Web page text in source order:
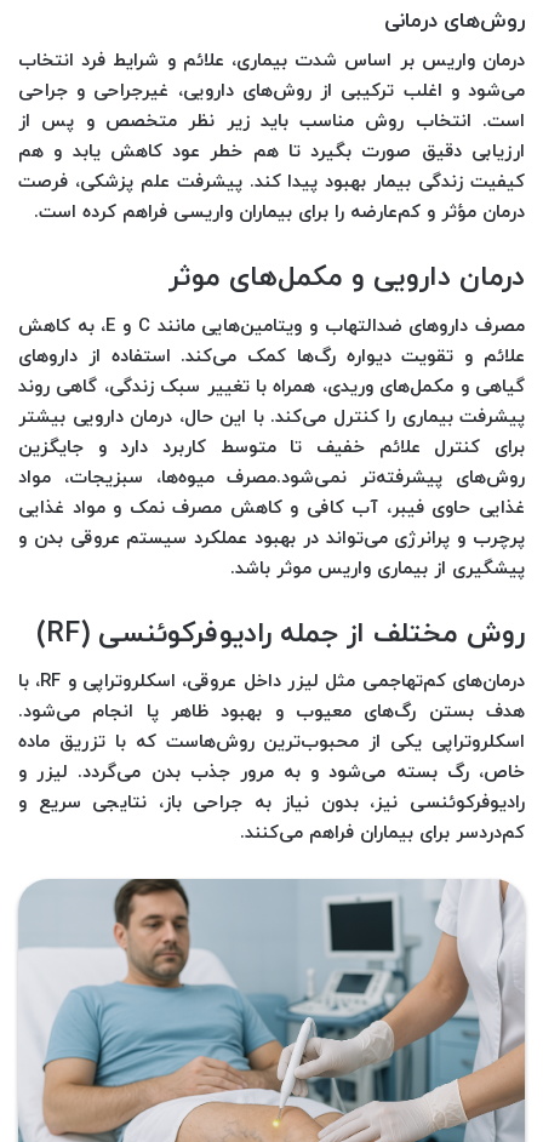
روش‌های درمانی
درمان واریس بر اساس شدت بیماری، علائم و شرایط فرد انتخاب
می‌شود و اغلب ترکیبی از روش‌های دارویی، غیرجراحی و جراحی
است. انتخاب روش مناسب باید زیر نظر متخصص و پس از
ارزیابی دقیق صورت بگیرد تا هم خطر عود کاهش یابد و هم
کیفیت زندگی بیمار بهبود پیدا کند. پیشرفت علم پزشکی، فرصت
درمان مؤثر و کم‌عارضه را برای بیماران واریسی فراهم کرده است.
درمان دارویی و مکمل‌های موثر
مصرف داروهای ضدالتهاب و ویتامین‌هایی مانند C و E، به کاهش
علائم و تقویت دیواره رگ‌ها کمک می‌کند. استفاده از داروهای
گیاهی و مکمل‌های وریدی، همراه با تغییر سبک زندگی، گاهی روند
پیشرفت بیماری را کنترل می‌کند. با این حال، درمان دارویی بیشتر
برای کنترل علائم خفیف تا متوسط کاربرد دارد و جایگزین
روش‌های پیشرفته‌تر نمی‌شود.مصرف میوه‌ها، سبزیجات، مواد
غذایی حاوی فیبر، آب کافی و کاهش مصرف نمک و مواد غذایی
پرچرب و پرانرژی می‌تواند در بهبود عملکرد سیستم عروقی بدن و
پیشگیری از بیماری واریس موثر باشد.
روش مختلف از جمله رادیوفرکوئنسی (RF)
درمان‌های کم‌تهاجمی مثل لیزر داخل عروقی، اسکلروتراپی و RF، با
هدف بستن رگ‌های معیوب و بهبود ظاهر پا انجام می‌شود.
اسکلروتراپی یکی از محبوب‌ترین روش‌هاست که با تزریق ماده
خاص، رگ بسته می‌شود و به مرور جذب بدن می‌گردد. لیزر و
رادیوفرکوئنسی نیز، بدون نیاز به جراحی باز، نتایجی سریع و
کم‌دردسر برای بیماران فراهم می‌کنند.